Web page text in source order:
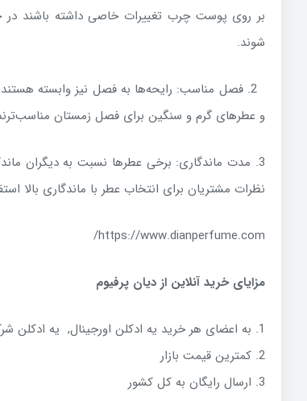
بر روی پوست چرب تغییرات خاصی داشته باشند
شوند.
2. فصل مناسب: رایحه‌ها به فصل نیز وابسته
و عطرهای گرم و سنگین برای فصل زمستان
3. مدت ماندگاری: برخی عطرها نسبت به دیگران
نظرات مشتریان برای انتخاب عطر با ماندگاری بالا
https://www.dianperfume.com/
مزایای خرید آنلاین از دیان پرفیوم
1. به اعضای هر خرید یه ادکلن اورجینال, یه ادکلن شرکتی ۵۰ میل فرگرانس هم هدیه داده میشه.
2. کمترین قیمت بازار
3. ارسال رایگان به کل کشور